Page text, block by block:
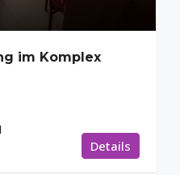
im Komplex
Details